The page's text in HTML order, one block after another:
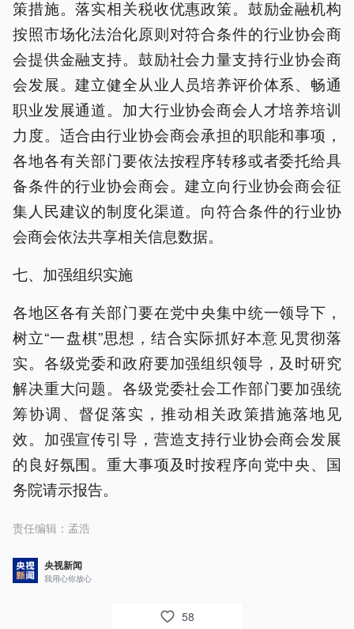
策措施。落实相关税收优惠政策。鼓励金融机构
按照市场化法治化原则对符合条件的行业协会商
会提供金融支持。鼓励社会力量支持行业协会商
会发展。建立健全从业人员培养评价体系、畅通
职业发展通道。加大行业协会商会人才培养培训
力度。适合由行业协会商会承担的职能和事项，
各地各有关部门要依法按程序转移或者委托给具
备条件的行业协会商会。建立向行业协会商会征
集人民建议的制度化渠道。向符合条件的行业协
会商会依法共享相关信息数据。
七、加强组织实施
各地区各有关部门要在党中央集中统一领导下，
树立“一盘棋”思想，结合实际抓好本意见贯彻落
实。各级党委和政府要加强组织领导，及时研究
解决重大问题。各级党委社会工作部门要加强统
筹协调、督促落实，推动相关政策措施落地见
效。加强宣传引导，营造支持行业协会商会发展
的良好氛围。重大事项及时按程序向党中央、国
务院请示报告。
责任编辑： 孟浩
央视新闻
我用心你放心
58